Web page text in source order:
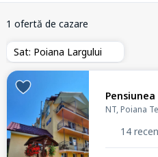
1 ofertă de cazare
Sat: Poiana Largului
NT, Poiana
14